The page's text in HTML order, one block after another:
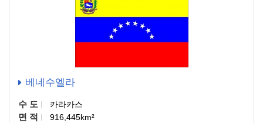
베네수엘라
수 도 카라카스
면 적 916,445km²